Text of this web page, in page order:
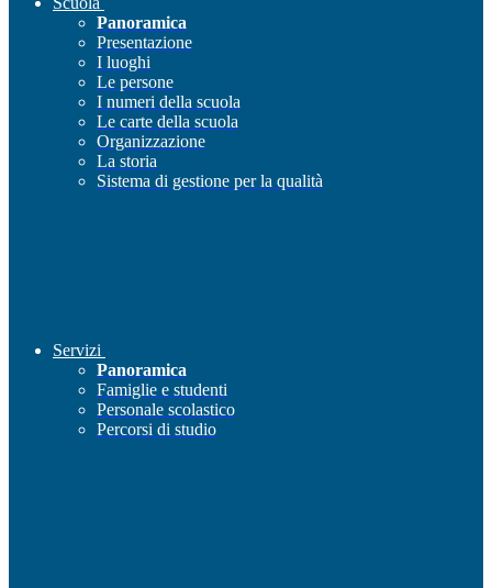
Panoramica
Presentazione
I luoghi
Le persone
I numeri della scuola
Le carte della scuola
Organizzazione
La storia
Sistema di gestione per la qualità
Servizi
Panoramica
Famiglie e studenti
Personale scolastico
Percorsi di studio